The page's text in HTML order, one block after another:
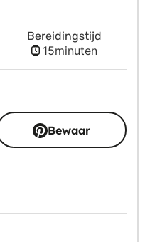
Bereidingstijd
15minuten
minuten
Bewaar